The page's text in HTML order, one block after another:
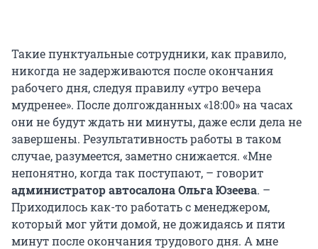
Такие пунктуальные сотрудники, как правило,
никогда не задерживаются после окончания
рабочего дня, следуя правилу «утро вечера
мудренее». После долгожданных «18:00» на часах
они не будут ждать ни минуты, даже если дела не
завершены. Результативность работы в таком
случае, разумеется, заметно снижается. «Мне
непонятно, когда так поступают, – говорит
администратор автосалона Ольга Юзеева. –
Приходилось как-то работать с менеджером,
который мог уйти домой, не дожидаясь и пяти
минут после окончания трудового дня. А мне